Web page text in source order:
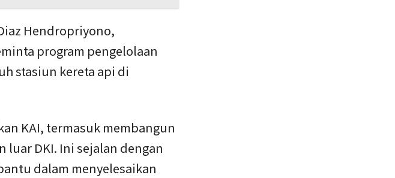
Hendropriyono,
program pengelolaan
stasiun kereta api di
KAI, termasuk membangun
luar DKI. Ini sejalan dengan
dalam menyelesaikan